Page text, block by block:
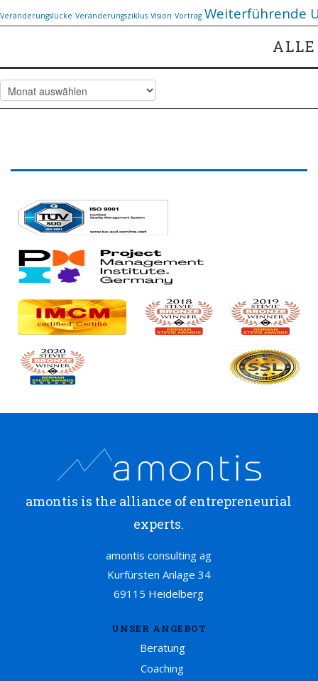
Veränderungslücke Veränderungsziklus Vision Vortrag Weiterführende
Alle
Artikel
amontis is the alliance of entrepreneurial
experts.
amontis consulting ag
Kurfürsten Anlage 34
69115 Heidelberg
UNSER ANGEBOT
Beratung
Coaching